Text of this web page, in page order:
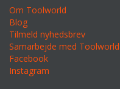
Om Toolworld
Blog
Tilmeld nyhedsbrev
Samarbejde med Toolworld
Facebook
Instagram